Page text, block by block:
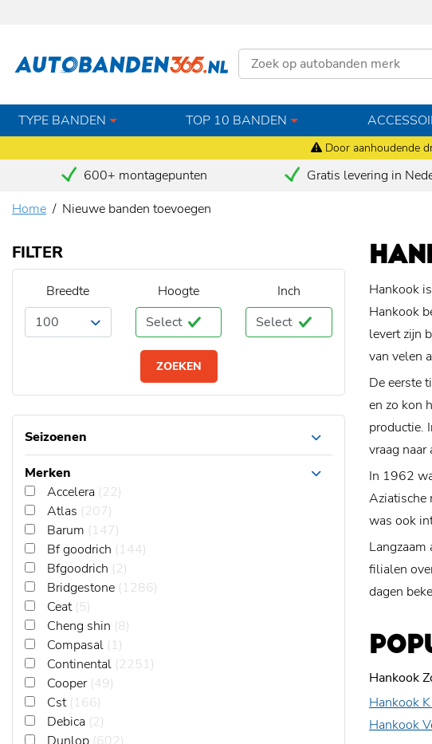
Door aanhoudende
TYPE BANDEN TOP 10 BANDEN
600+ montagepunten Gratis levering in
Home
Nieuwe banden toevoegen
FILTER
Breedte Hoogte Inch
ZOEKEN
Seizoenen
Merken
Accelera (22)
Atlas (207)
Barum (147)
Bf goodrich (144)
Bfgoodrich (2)
Bridgestone (1286)
Ceat (5)
Cheng shin (8)
Compasal (1)
Continental (2251)
Cooper (49)
Cst (166)
Debica (2)
Hankook
Hankook
levert zijn
van velen
De eerste
en zo kon
productie.
vraag
In 1962
Aziatische
was ook
Langzaam
filialen
dagen
Hankook
Hankook
Hankook